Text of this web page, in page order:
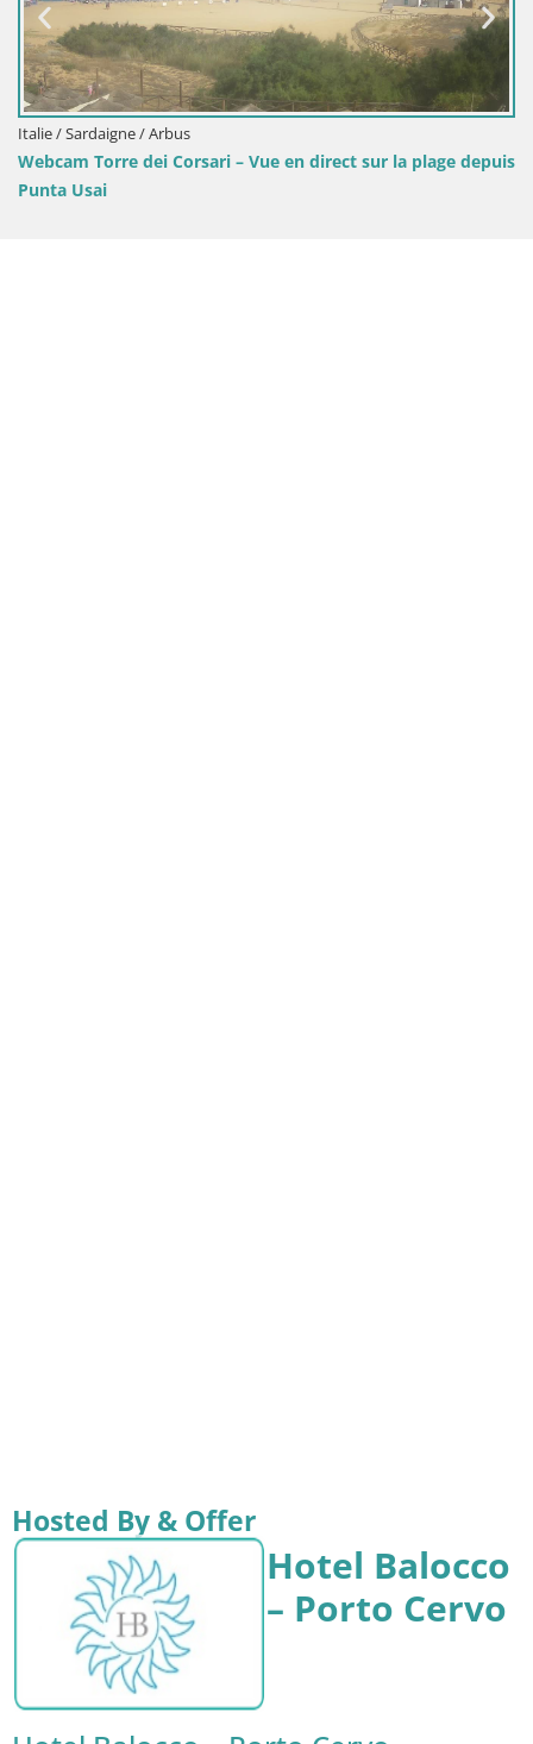
la plage depuis
Italie / Sardaigne / Oristano
Plage Mari Ermi | Is Arutas – Oristano
Hosted By & Offer
Hotel Balocco
– Porto Cervo